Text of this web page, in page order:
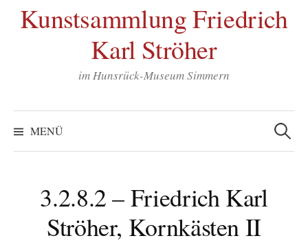
Kunstsammlung Friedrich
Karl Ströher
im Hunsrück-Museum Simmern
MENÜ
Suchen
nach:
3.2.8.2 – Friedrich Karl
Ströher, Kornkästen II